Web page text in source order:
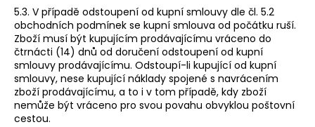
5.3. V případě odstoupení od kupní smlouvy dle čl. 5.2
obchodních podmínek se kupní smlouva od počátku ruší.
Zboží musí být kupujícím prodávajícímu vráceno do
čtrnácti (14) dnů od doručení odstoupení od kupní
smlouvy prodávajícímu. Odstoupí-li kupující od kupní
smlouvy, nese kupující náklady spojené s navrácením
zboží prodávajícímu, a to i v tom případě, kdy zboží
nemůže být vráceno pro svou povahu obvyklou poštovní
cestou.